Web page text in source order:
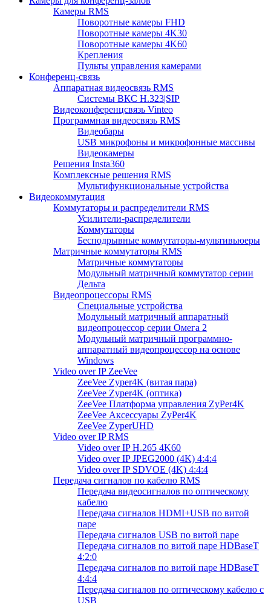
Камеры RMS
Поворотные камеры FHD
Поворотные камеры 4K30
Поворотные камеры 4K60
Крепления
Пульты управления камерами
Конференц-связь
Аппаратная видеосвязь RMS
Системы ВКС H.323|SIP
Видеоконференцсвязь Vinteo
Программная видеосвязь RMS
Видеобары
USB микрофоны и микрофонные массивы
Видеокамеры
Решения Insta360
Комплексные решения RMS
Мультифункциональные устройства
Видеокоммутация
Коммутаторы и распределители RMS
Усилители-распределители
Коммутаторы
Бесподрывные коммутаторы-мультивьюеры
Матричные коммутаторы RMS
Матричные коммутаторы
Модульный матричный коммутатор серии
Дельта
Видеопроцессоры RMS
Специальные устройства
Модульный матричный аппаратный
видеопроцессор серии Омега 2
Модульный матричный программно-
аппаратный видеопроцессор на основе
Windows
Video over IP ZeeVee
ZeeVee Zyper4K (витая пара)
ZeeVee Zyper4K (оптика)
ZeeVee Платформа управления ZyPer4K
ZeeVee Аксессуары ZyPer4K
ZeeVee ZyperUHD
Video over IP RMS
Video over IP H.265 4K60
Video over IP JPEG2000 (4K) 4:4:4
Video over IP SDVOE (4K) 4:4:4
Передача сигналов по кабелю RMS
Передача видеосигналов по оптическому
кабелю
Передача сигналов HDMI+USB по витой
паре
Передача сигналов USB по витой паре
Передача сигналов по витой паре HDBaseT
4:2:0
Передача сигналов по витой паре HDBaseT
4:4:4
Передача сигналов по оптическому кабелю с
USB